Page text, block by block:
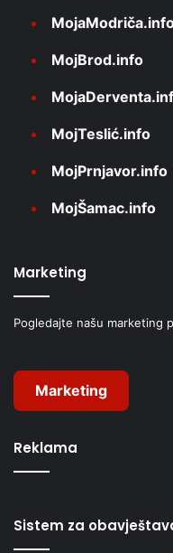
MojBrod.info
MojTeslić.info
MojPrnjavor.info
MojŠamac.info
Marketing
Pogledajte našu marketing
Marketing
Reklama
Sistem za